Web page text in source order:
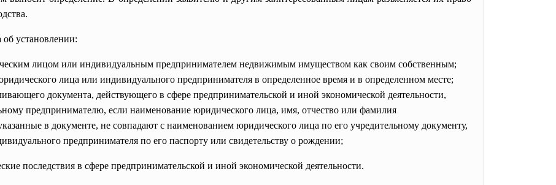
установлении:
лицом или индивидуальным предпринимателем недвижимым имуществом как своим собственным;
лица или индивидуального предпринимателя в определенное время и в определенном месте;
документа, действующего в сфере предпринимательской и иной экономической деятельности,
предпринимателю, если наименование юридического лица, имя, отчество или фамилия
в документе, не совпадают с наименованием юридического лица по его учредительному документу,
предпринимателя по его паспорту или свидетельству о рождении;
последствия в сфере предпринимательской и иной экономической деятельности.